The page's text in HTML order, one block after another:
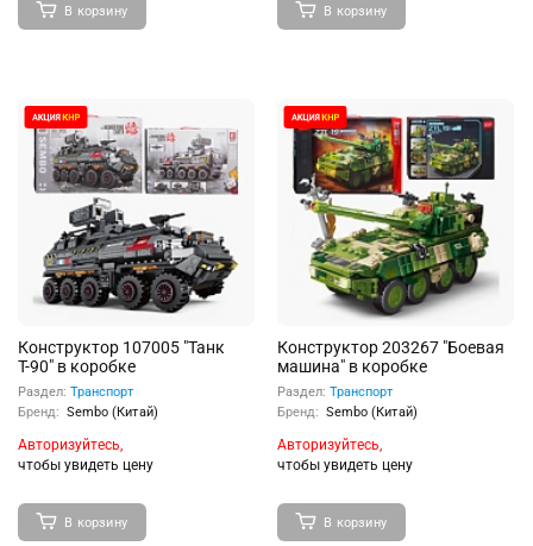
В корзину В корзину
Конструктор 107005 "Танк
Т-90" в коробке
Раздел: Транспорт
Бренд: Sembo (Китай)
Авторизуйтесь,
чтобы увидеть цену
В корзину
Конструктор 203267 "Боевая
машина" в коробке
Раздел: Транспорт
Бренд: Sembo (Китай)
Авторизуйтесь,
чтобы увидеть цену
В корзину